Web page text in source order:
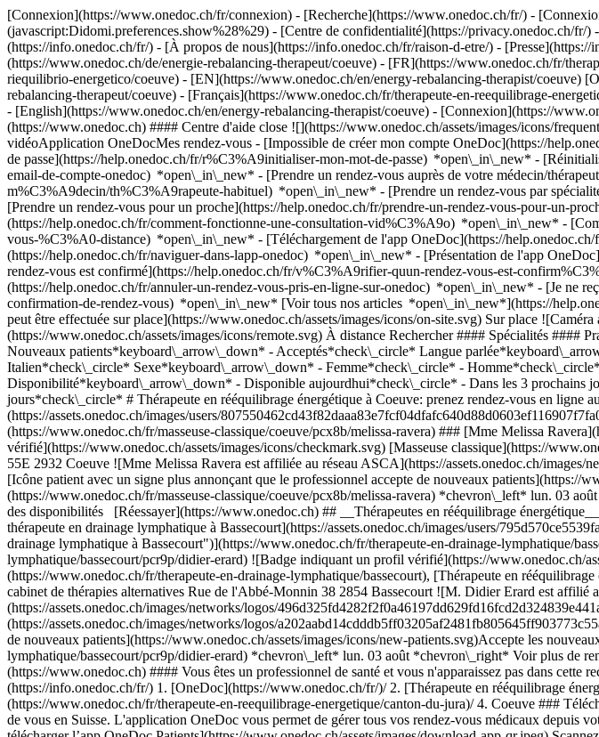
[Connexion](https://www.onedoc.ch/fr/connexion) - [Recherche](https://www.onedoc.ch/fr/) -
(javascript:Didomi.preferences.show%28%29) - [Centre de confidentialité](https://privacy.onedoc.ch/
(https://info.onedoc.ch/fr/) - [À propos de nous](https://info.onedoc.ch/fr/raison-d-etre/) -
(https://www.onedoc.ch/de/energie-rebalancing-therapeut/coeuve) - [FR](https://www.onedoc.ch/fr/
riequilibrio-energetico/coeuve) - [EN](https://www.onedoc.ch/en/energy-rebalancing-therapist/
rebalancing-therapeut/coeuve) - [Français](https://www.onedoc.ch/fr/therapeute-en-reequilibrage-
- [English](https://www.onedoc.ch/en/energy-rebalancing-therapist/coeuve) - [Connexion](https://
(https://www.onedoc.ch) #### Centre d'aide close ![](https://www.onedoc.ch/assets/images/icons/
vidéoApplication OneDocMes rendez-vous - [Impossible de créer mon compte OneDoc](https://
de passe](https://help.onedoc.ch/fr/r%C3%A9initialiser-mon-mot-de-passe) *open\_in\_new* -
email-de-compte-onedoc) *open\_in\_new* - [Prendre un rendez-vous auprès de votre médecin/
m%C3%A9decin/th%C3%A9rapeute-habituel) *open\_in\_new* - [Prendre un rendez-vous par
[Prendre un rendez-vous pour un proche](https://help.onedoc.ch/fr/prendre-un-rendez-vous-pour-un-
(https://help.onedoc.ch/fr/comment-fonctionne-une-consultation-vid%C3%A9o) *open\_in\_new* -
vous-%C3%A0-distance) *open\_in\_new* - [Téléchargement de l'app OneDoc](https://
(https://help.onedoc.ch/fr/naviguer-dans-lapp-onedoc) *open\_in\_new* - [Présentation de l'app